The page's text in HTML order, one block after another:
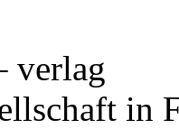
verlag
in